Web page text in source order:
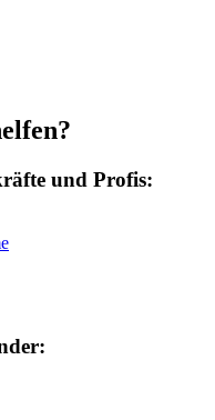
und Profis: